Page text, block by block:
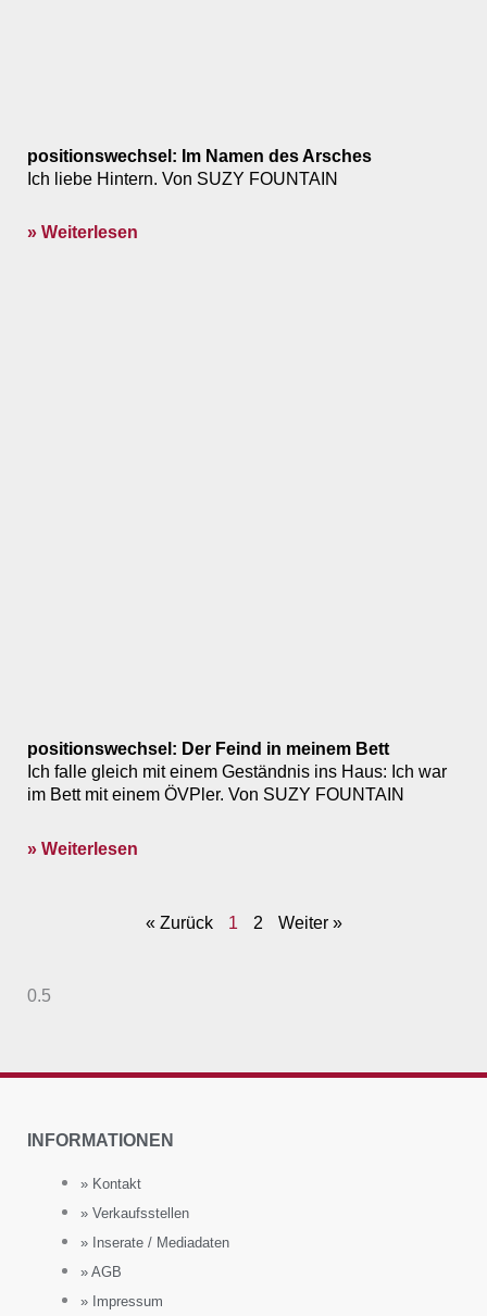
positionswechsel: Im Namen des Arsches
Ich liebe Hintern. Von SUZY FOUNTAIN
» Weiterlesen
positionswechsel: Der Feind in meinem Bett
Ich falle gleich mit einem Geständnis ins Haus: Ich war
im Bett mit einem ÖVPler. Von SUZY FOUNTAIN
» Weiterlesen
« Zurück 1 2 Weiter »
INFORMATIONEN
» Kontakt
» Verkaufsstellen
» Inserate / Mediadaten
» AGB
» Impressum